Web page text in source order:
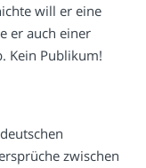
will er eine
er auch einer
Kein Publikum!
zwischen